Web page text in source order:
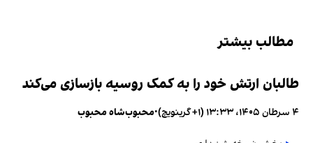
مطالب بیشتر
طالبان ارتش خود را به کمک روسیه بازسازی می‌کند
۴ سرطان ۱۴۰۵، ۱۳:۳۳ (‎+۱ گرینویچ) •محبوب‌شاه محبوب